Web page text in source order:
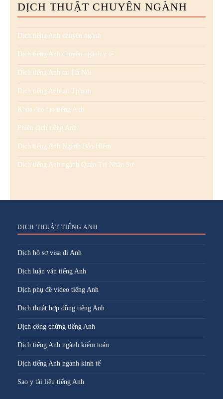
DỊCH THUẬT CHUYÊN NGÀNH
Dịch tiếng Anh chuyên ngành
Dịch tiếng Anh chuyên ngành y tế
Dịch tiếng Anh tại Hà Nội
Dịch tiếng Anh tại Tphcm
Khóa đào tạo tiếng Anh
Phiên dịch tiếng Anh
Dịch tiếng Anh Ngành Bảo Hiểm
Dịch tiếng Anh ngành Quản Trị Nhân Sự
DỊCH THUẬT TIẾNG ANH
Dịch hồ sơ visa đi Anh
Dịch luận văn tiếng Anh
Dịch phụ đề video tiếng Anh
Dịch thuật hợp đồng tiếng Anh
Dịch công chứng tiếng Anh
Dịch tiếng Anh ngành kiểm toán
Dịch tiếng Anh ngành kinh tế
Sao y tài liệu tiếng Anh